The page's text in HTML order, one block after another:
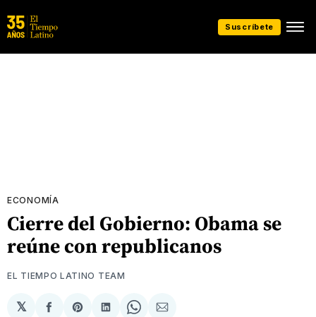
Suscríbete
ECONOMÍA
Cierre del Gobierno: Obama se
reúne con republicanos
EL TIEMPO LATINO TEAM
𝕏
Compartir
ShareCompartir
ShareCompartir